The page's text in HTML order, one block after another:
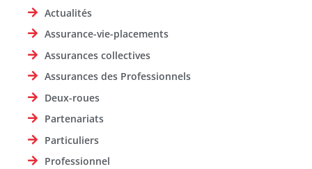
Actualités
Assurance-vie-placements
Assurances collectives
Assurances des Professionnels
Deux-roues
Partenariats
Particuliers
Professionnel